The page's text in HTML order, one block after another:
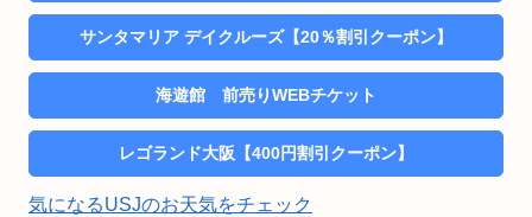
サンタマリア デイクルーズ【20％割引クーポン】
海遊館 前売りWEBチケット
レゴランド大阪【400円割引クーポン】
気になるUSJのお天気をチェック